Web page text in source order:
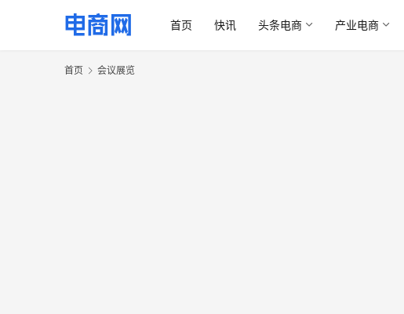
首页 快讯 头条电商 产业电商
首页 会议展览